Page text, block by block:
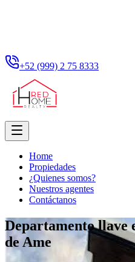
+52 (999) 2 75 8333
Home
Propiedades
¿Quienes somos?
Nuestros agentes
Contáctanos
Departamento llave
de Ame